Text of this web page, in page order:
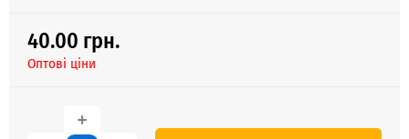
40.00 грн.
Оптові ціни